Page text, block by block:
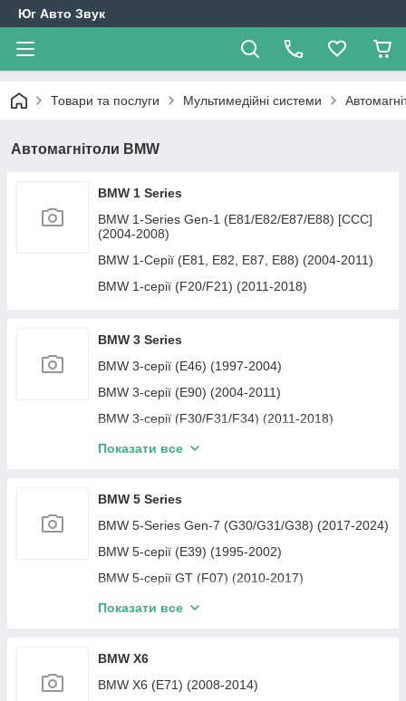
Юг Авто Звук
Товари та послуги Мультимедійні системи
Автомагнітоли BMW
BMW 1 Series
BMW 1-Series Gen-1 (E81/E82/E87/E88) [CCC]
(2004-2008)
BMW 1-Серії (E81, E82, E87, E88) (2004-2011)
BMW 1-серії (F20/F21) (2011-2018)
BMW 3 Series
BMW 3-серії (E46) (1997-2004)
BMW 3-серії (E90) (2004-2011)
BMW 3-серії (F30/F31/F34) (2011-2018)
BMW 3 Series (F30/F31/F34/F35/F80) (2013-
Показати все
BMW 5 Series
BMW 5-Series Gen-7 (G30/G31/G38) (2017-2024)
BMW 5-серії (E39) (1995-2002)
BMW 5-серії GT (F07) (2010-2017)
BMW 5-серії (F10) (2010-2017)
Показати все
BMW X6
BMW X6 (E71) (2008-2014)